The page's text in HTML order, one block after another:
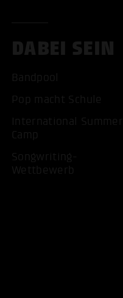
DABEI SEIN
Bandpool
Pop macht Schule
International Summer
Camp
Songwriting-
Wettbewerb